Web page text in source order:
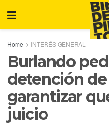
Home INTERÉS GENERAL
Burlando
detención
garantizar
juicio